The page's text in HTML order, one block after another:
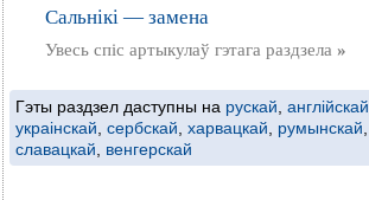
Сальнікі — замена
Увесь спіс артыкулаў гэтага раздзела »
Гэты раздзел даступны на рускай англійскай
украінскай сербскай харвацкай румынскай
славацкай
венгерскай